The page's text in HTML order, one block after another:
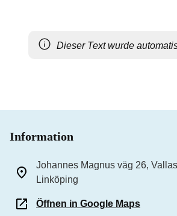
Dieser Text wurde
Information
Johannes Magnus väg 26,
Linköping
Öffnen in Google Maps